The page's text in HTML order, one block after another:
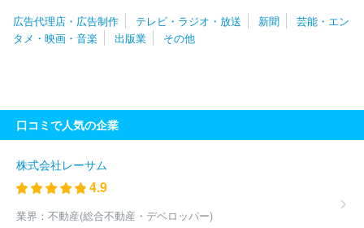
ビジョン
福島テレビ株式会社 株式会社福島中央テレビ
株式会
社福島放送
北海道文化放送株式会社
ビ朝日
株式会社日本入試センター 株式会社ＴＢＳテレビ
日本
放送協会
湘南ケーブルネットワーク株式会社
ックエアポート
株式会社エフエム東京
スカパーＪＳＡＴ株式会
社
ＹＯＵテレビ株式会社
網株式会社
株式会社フジテレビジョン
東京メトロポリタンテレビジョン株式会社
スカパーＪＳＡＴ株式会社
ディズニー・ネットワークス株式会社
広告代理店・広告制作 テレビ・ラジオ・放送 新聞
芸能・エン
タメ・映画・音楽
出版業 その他
口コミで人気の企業
株式会社レーサム
4.9
業界： 不動産(総合不動産・デベロッパー)